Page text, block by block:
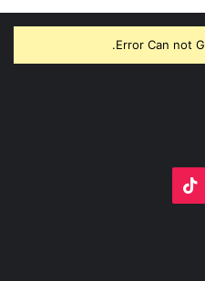
Error Can not